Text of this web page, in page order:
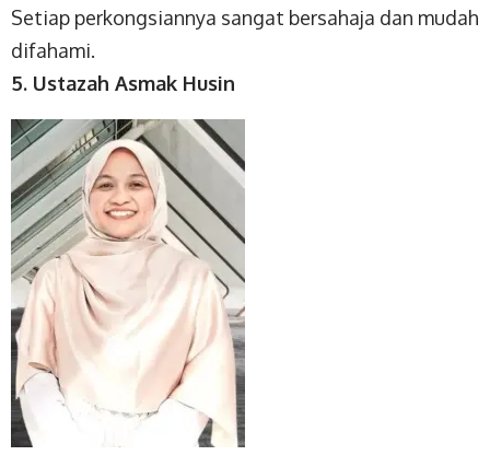
Setiap perkongsiannya sangat bersahaja dan mudah
difahami.
5. Ustazah Asmak Husin